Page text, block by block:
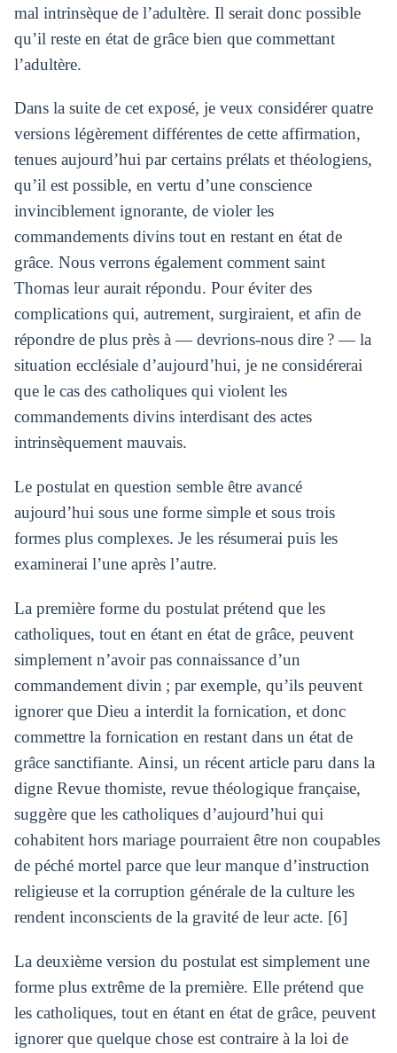
mal intrinsèque de l’adultère. Il serait donc possible
qu’il reste en état de grâce bien que commettant
l’adultère.
Dans la suite de cet exposé, je veux considérer quatre
versions légèrement différentes de cette affirmation,
tenues aujourd’hui par certains prélats et théologiens,
qu’il est possible, en vertu d’une conscience
invinciblement ignorante, de violer les
commandements divins tout en restant en état de
grâce. Nous verrons également comment saint
Thomas leur aurait répondu. Pour éviter des
complications qui, autrement, surgiraient, et afin de
répondre de plus près à — devrions-nous dire ? — la
situation ecclésiale d’aujourd’hui, je ne considérerai
que le cas des catholiques qui violent les
commandements divins interdisant des actes
intrinsèquement mauvais.
Le postulat en question semble être avancé
aujourd’hui sous une forme simple et sous trois
formes plus complexes. Je les résumerai puis les
examinerai l’une après l’autre.
La première forme du postulat prétend que les
catholiques, tout en étant en état de grâce, peuvent
simplement n’avoir pas connaissance d’un
commandement divin ; par exemple, qu’ils peuvent
ignorer que Dieu a interdit la fornication, et donc
commettre la fornication en restant dans un état de
grâce sanctifiante. Ainsi, un récent article paru dans la
digne Revue thomiste, revue théologique française,
suggère que les catholiques d’aujourd’hui qui
cohabitent hors mariage pourraient être non coupables
de péché mortel parce que leur manque d’instruction
religieuse et la corruption générale de la culture les
rendent inconscients de la gravité de leur acte. [6]
La deuxième version du postulat est simplement une
forme plus extrême de la première. Elle prétend que
les catholiques, tout en étant en état de grâce, peuvent
ignorer que quelque chose est contraire à la loi de